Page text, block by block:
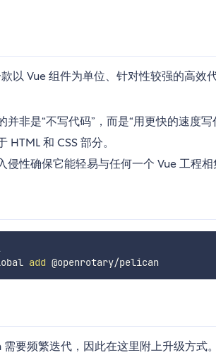
以 Vue 组件为单位、针对性较强的高
并非是“不写代码”，而是“用更快的速度
HTML 和 CSS 部分。
侵性确保它能轻易与任何一个 Vue 工程
add
要频繁迭代，因此在这里附上升级方式。